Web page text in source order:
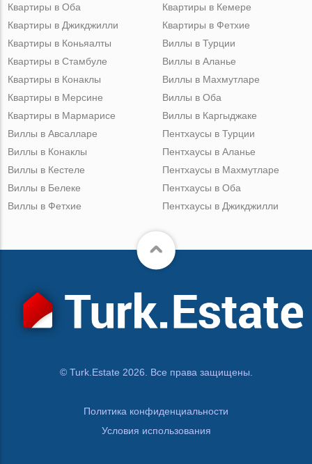
Квартиры в Оба
Квартиры в Джикджилли
Квартиры в Кемере
Квартиры в Фетхие
Квартиры в Коньяалты
Квартиры в Стамбуле
Квартиры в Конаклы
Квартиры в Мерсине
Квартиры в Мармарисе
Виллы в Турции
Виллы в Аланье
Виллы в Махмутларе
Виллы в Оба
Виллы в Каргыджаке
Виллы в Авсалларе
Виллы в Конаклы
Виллы в Кестеле
Виллы в Белеке
Виллы в Фетхие
Пентхаусы в Турции
Пентхаусы в Аланье
Пентхаусы в Махмутларе
Пентхаусы в Оба
Пентхаусы в Джикджилли
© Turk.Estate 2026. Все права защищены.
Политика конфиденциальности
Условия использования